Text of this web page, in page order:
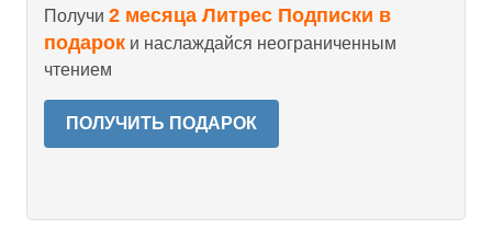
Получи 2 месяца Литрес Подписки в
подарок и наслаждайся неограниченным
чтением
ПОЛУЧИТЬ ПОДАРОК